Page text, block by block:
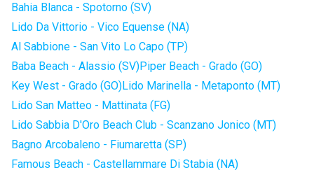
Bahia Blanca - Spotorno (SV)
Lido Da Vittorio - Vico Equense (NA)
Al Sabbione - San Vito Lo Capo (TP)
Baba Beach - Alassio (SV)Piper Beach - Grado (GO)
Key West - Grado (GO)Lido Marinella - Metaponto (MT)
Lido San Matteo - Mattinata (FG)
Lido Sabbia D'Oro Beach Club - Scanzano Jonico (MT)
Bagno Arcobaleno - Fiumaretta (SP)
Famous Beach - Castellammare Di Stabia (NA)